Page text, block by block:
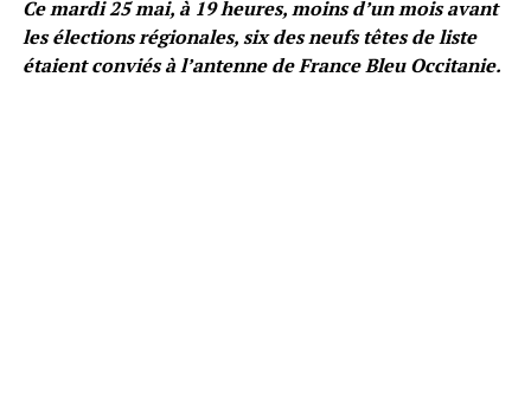
Ce mardi 25 mai, à 19 heures, moins d’un mois avant
les élections régionales, six des neufs têtes de liste
étaient conviés à l’antenne de France Bleu Occitanie.